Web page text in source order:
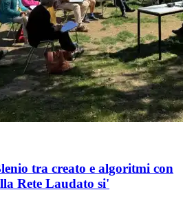
tra creato e algoritmi con
Rete Laudato si'